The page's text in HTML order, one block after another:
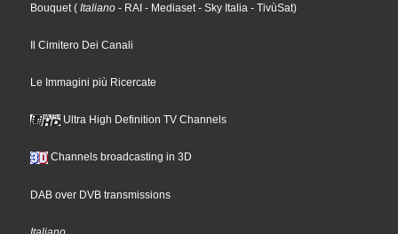
Bouquet ( Italiano - RAI - Mediaset - Sky Italia - TivùSat)
Il Cimitero Dei Canali
Le Immagini più Ricercate
Ultra High Definition TV Channels
Channels broadcasting in 3D
DAB over DVB transmissions